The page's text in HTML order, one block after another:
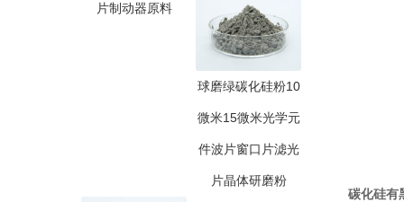
片制动器原料
球磨绿碳化硅粉10
微米15微米光学元
件波片窗口片滤光
片晶体研磨粉
碳化硅有